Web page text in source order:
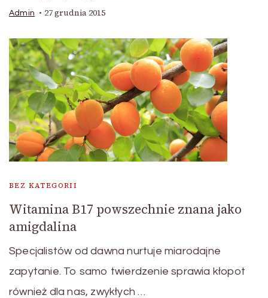
Admin 27 grudnia 2015
BEZ KATEGORII
Witamina B17 powszechnie znana jako
amigdalina
Specjalistów od dawna nurtuje miarodajne
zapytanie. To samo twierdzenie sprawia kłopot
również dla nas, zwykłych …